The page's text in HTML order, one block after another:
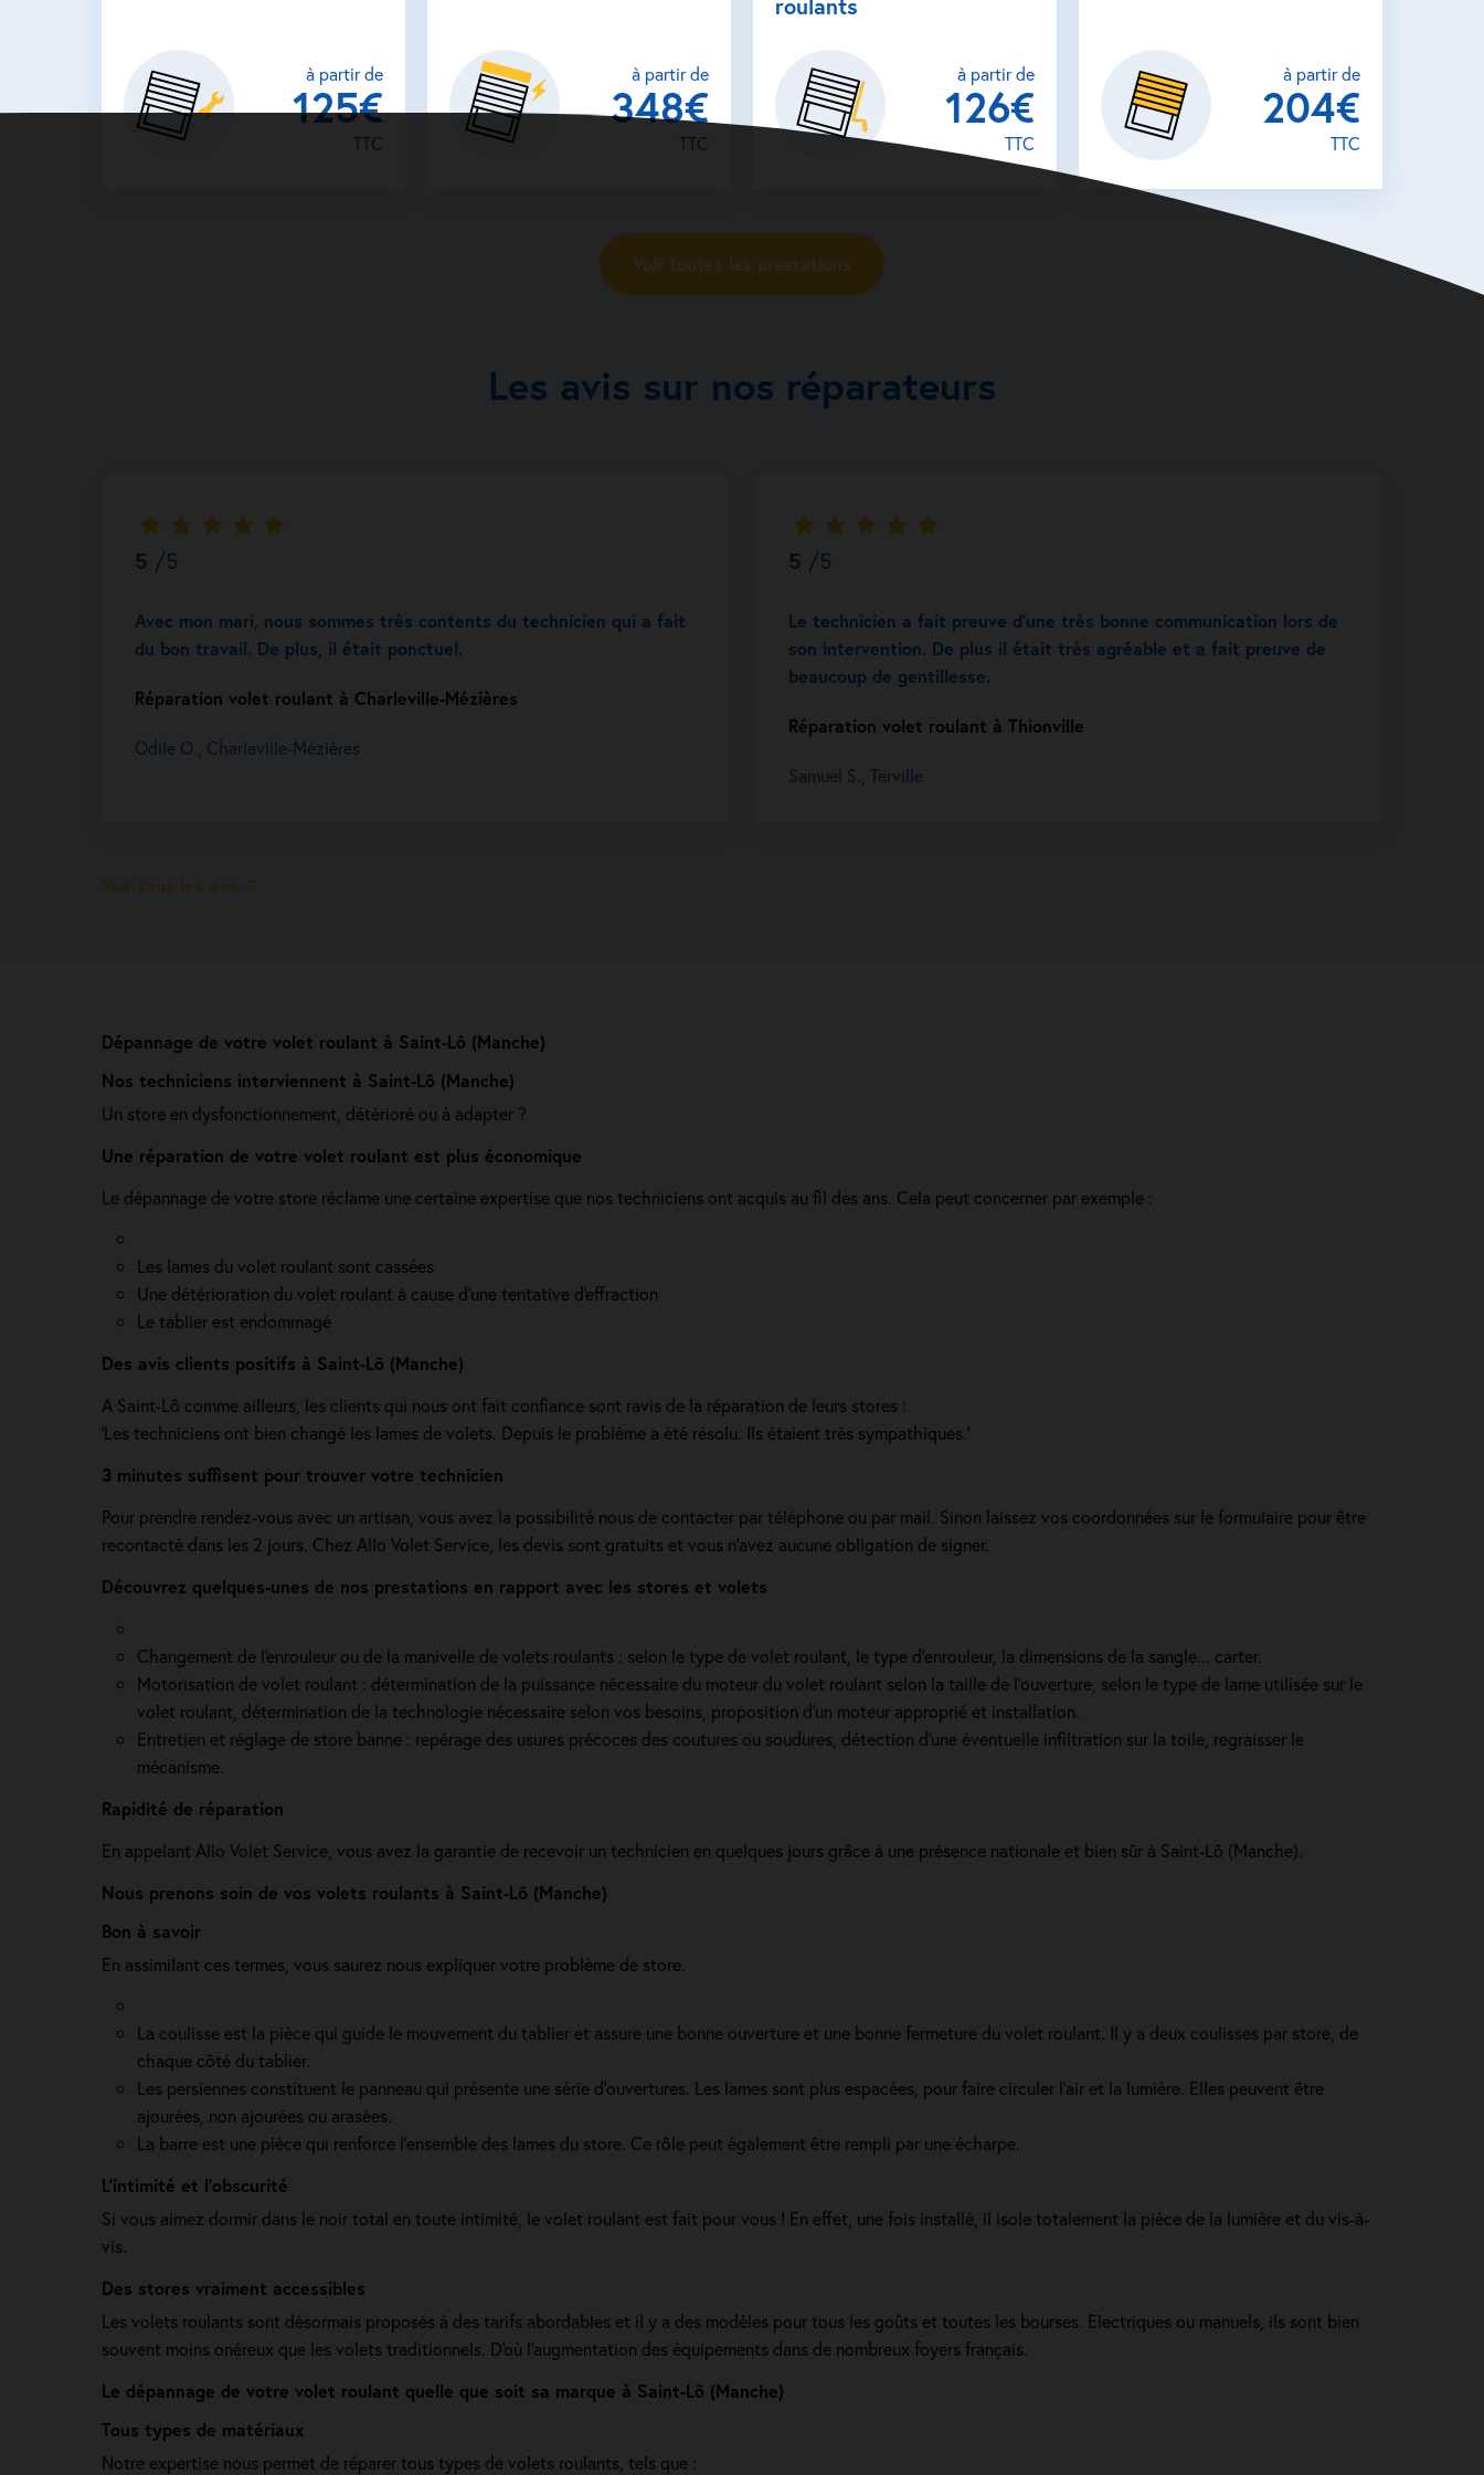
Dépannage de votre volet roulant à Saint-Lô (Manche)
Nos techniciens interviennent à Saint-Lô (Manche)
Un store en dysfonctionnement, détérioré ou à adapter ?
Une réparation de votre volet roulant est plus économique
Le dépannage de votre store réclame une certaine expertise que nos techniciens ont acquis au fil des ans. Cela peut concerner par exemple :
Les lames du volet roulant sont cassées
Une détérioration du volet roulant à cause d'une tentative d'effraction
Le tablier est endommagé
Des avis clients positifs à Saint-Lô (Manche)
A Saint-Lô comme ailleurs, les clients qui nous ont fait confiance sont ravis de la réparation de leurs stores :
'Les techniciens ont bien changé les lames de volets. Depuis le problème a été résolu. Ils étaient très sympathiques.'
3 minutes suffisent pour trouver votre technicien
Pour prendre rendez-vous avec un artisan, vous avez la possibilité nous de contacter par téléphone ou par mail. Sinon laissez vos coordonnées sur le formulaire pour être
recontacté dans les 2 jours. Chez Allo Volet Service, les devis sont gratuits et vous n'avez aucune obligation de signer.
Découvrez quelques-unes de nos prestations en rapport avec les stores et volets
Changement de l'enrouleur ou de la manivelle de volets roulants : selon le type de volet roulant, le type d’enrouleur, la dimensions de la sangle... carter.
Motorisation de volet roulant : détermination de la puissance nécessaire du moteur du volet roulant selon la taille de l’ouverture, selon le type de lame utilisée sur le
volet roulant, détermination de la technologie nécessaire selon vos besoins, proposition d'un moteur approprié et installation.
Entretien et réglage de store banne : repérage des usures précoces des coutures ou soudures, détection d'une éventuelle infiltration sur la toile, regraisser le
mécanisme.
Rapidité de réparation
En appelant Allo Volet Service, vous avez la garantie de recevoir un technicien en quelques jours grâce à une présence nationale et bien sûr à Saint-Lô (Manche).
Nous prenons soin de vos volets roulants à Saint-Lô (Manche)
Bon à savoir
En assimilant ces termes, vous saurez nous expliquer votre problème de store.
La coulisse est la pièce qui guide le mouvement du tablier et assure une bonne ouverture et une bonne fermeture du volet roulant. Il y a deux coulisses par store, de
chaque côté du tablier.
Les persiennes constituent le panneau qui présente une série d’ouvertures. Les lames sont plus espacées, pour faire circuler l’air et la lumière. Elles peuvent être
ajourées, non ajourées ou arasées.
La barre est une pièce qui renforce l’ensemble des lames du store. Ce rôle peut également être rempli par une écharpe.
L’intimité et l’obscurité
Si vous aimez dormir dans le noir total en toute intimité, le volet roulant est fait pour vous ! En effet, une fois installé, il isole totalement la pièce de la lumière et du vis-à-
vis.
Des stores vraiment accessibles
Les volets roulants sont désormais proposés à des tarifs abordables et il y a des modèles pour tous les goûts et toutes les bourses. Electriques ou manuels, ils sont bien
souvent moins onéreux que les volets traditionnels. D'où l'augmentation des équipements dans de nombreux foyers français.
Le dépannage de votre volet roulant quelle que soit sa marque à Saint-Lô (Manche)
Tous types de matériaux
Notre expertise nous permet de réparer tous types de volets roulants, tels que :
à partir de
125€
TTC
à partir de
348€
TTC
roulants
à partir de
126€
TTC
à partir de
204€
TTC
Voir toutes les prestations
Les avis sur nos réparateurs
5 /5
Avec mon mari, nous sommes très contents du technicien qui a fait
du bon travail. De plus, il était ponctuel.
Réparation volet roulant à Charleville-Mézières
Odile O., Charleville-Mézières
5 /5
Le technicien a fait preuve d’une très bonne communication lors de
son intervention. De plus il était très agréable et a fait preuve de
beaucoup de gentillesse.
Réparation volet roulant à Thionville
Samuel S., Terville
Voir tous les avis